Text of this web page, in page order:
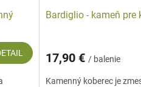
Bardiglio - kameň pre
17,90 € / balenie
Kamenný koberec je